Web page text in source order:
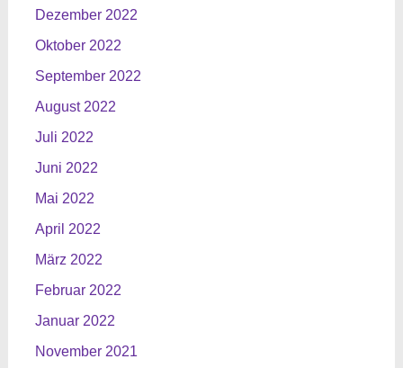
Dezember 2022
Oktober 2022
September 2022
August 2022
Juli 2022
Juni 2022
Mai 2022
April 2022
März 2022
Februar 2022
Januar 2022
November 2021